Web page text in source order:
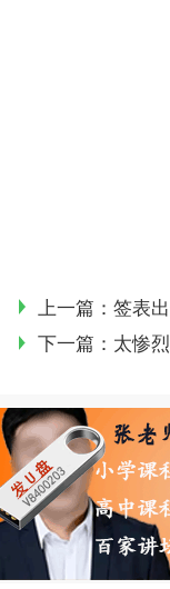
上一篇： 签表出炉
下一篇： 太惨烈！